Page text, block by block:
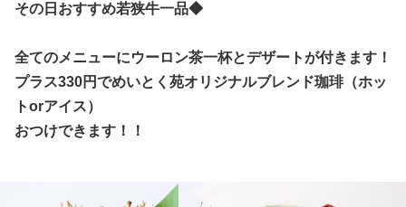
その日おすすめ若狭牛一品◆
全てのメニューにウーロン茶一杯とデザートが付きます！
プラス330円でめいとく苑オリジナルブレンド珈琲（ホッ
トorアイス）
おつけできます！！